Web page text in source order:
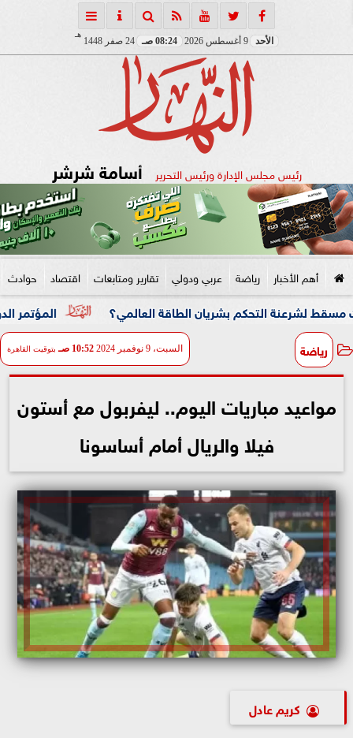
الأحد 08:24 صـ 24 صفر 1448
هـ
رئيس مجلس الإدارة ورئيس التحرير أسامة شرشر
أهم الأخبار رياضة عربي ودولي تقارير ومتابعات اقتصاد حوادث
المؤتمر الدولي التحكم بشريان الطاقة العالمي؟
رياضة السبت، 9 نوفمبر 2024 10:52 صـ بتوقيت القاهرة
مواعيد مباريات اليوم.. ليفربول مع أستون
فيلا والريال أمام أساسونا
كريم عادل